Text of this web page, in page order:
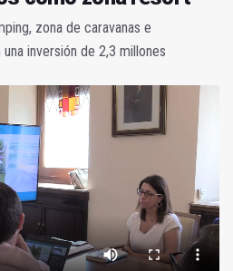
zona de caravanas e
inversión de 2,3 millones